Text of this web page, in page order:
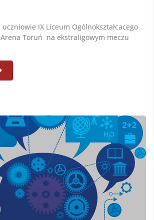
IX Liceum Ogólnokształcacego
Toruń na ekstraligowym meczu